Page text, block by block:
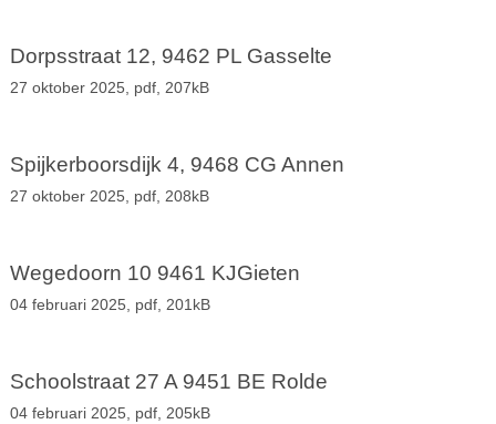
Dorpsstraat 12, 9462 PL Gasselte
27 oktober 2025, pdf, 207kB
Spijkerboorsdijk 4, 9468 CG Annen
27 oktober 2025, pdf, 208kB
Wegedoorn 10 9461 KJGieten
04 februari 2025, pdf, 201kB
Schoolstraat 27 A 9451 BE Rolde
04 februari 2025, pdf, 205kB